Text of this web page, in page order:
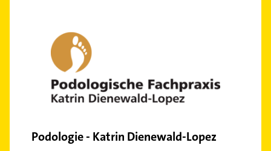
Podologie - Katrin Dienewald-Lopez